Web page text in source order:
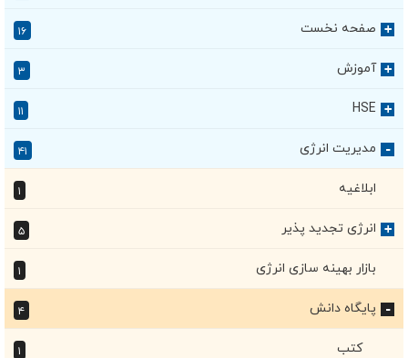
+ صفحه نخست ۱۶
+ آموزش ۳
+
HSE
مدیریت انرژی ۴۱
ابلاغیه
+ انرژی تجدید پذیر ۵
بازار بهینه سازی انرژی
پایگاه دانش ۴
کتب